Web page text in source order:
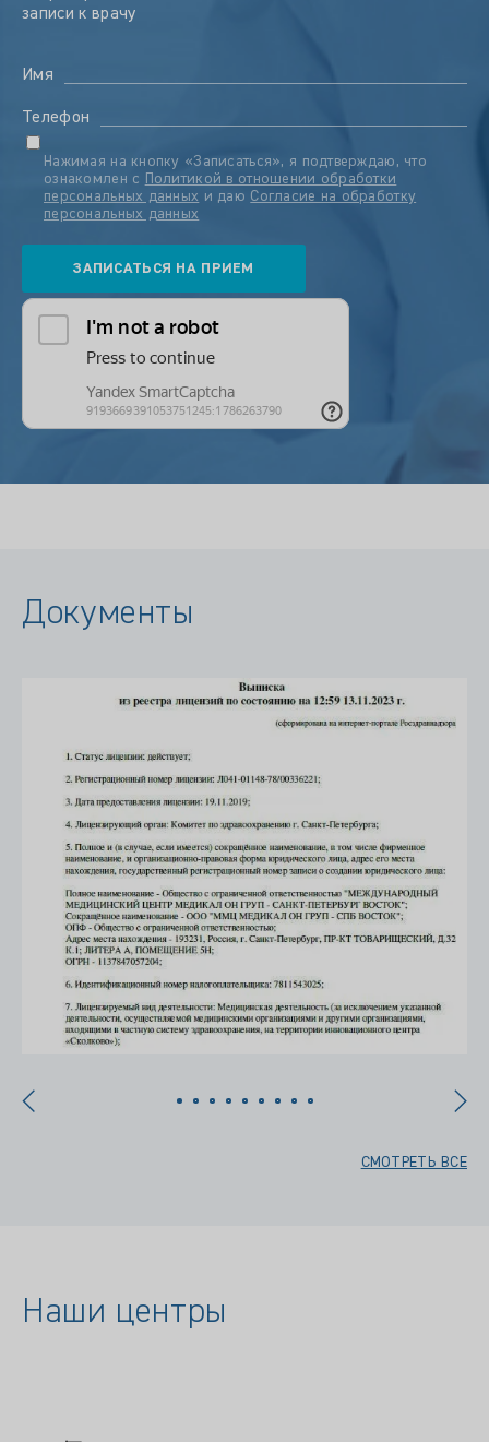
записи к врачу
Имя
Телефон
Нажимая на кнопку «Записаться», я подтверждаю, что
ознакомлен с
Политикой в отношении обработки
персональных данных и даю Согласие на обработку
персональных данных
Документы
СМОТРЕТЬ ВСЕ
Наши центры